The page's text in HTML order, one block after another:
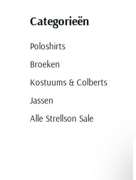
Categorieën
Poloshirts
Broeken
Kostuums & Colberts
Jassen
Alle Strellson Sale